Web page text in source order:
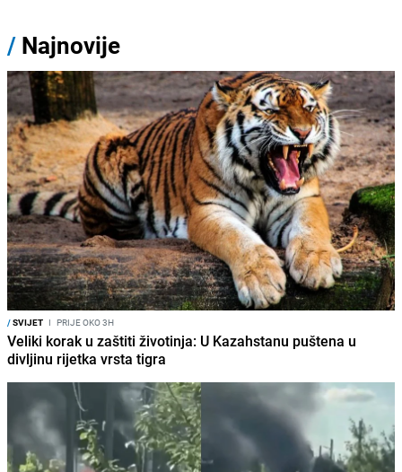
/ Najnovije
/SVIJET I PRIJE OKO 3H
Veliki korak u zaštiti životinja: U Kazahstanu puštena u
divljinu rijetka vrsta tigra